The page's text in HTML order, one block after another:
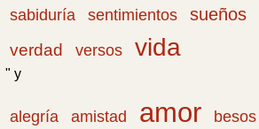
sabiduría sentimientos sueños
verdad
versos vida
" y
alegría amistad amor besos